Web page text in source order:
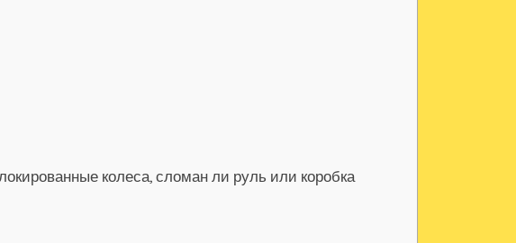
колеса, сломан ли руль или коробка